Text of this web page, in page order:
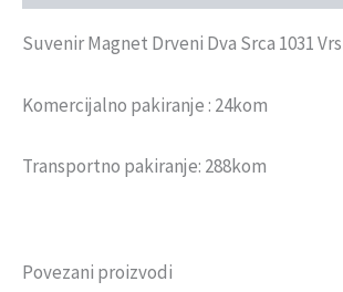
Suvenir Magnet Drveni Dva Srca 1031
Komercijalno pakiranje : 24kom
Transportno pakiranje: 288kom
Povezani proizvodi